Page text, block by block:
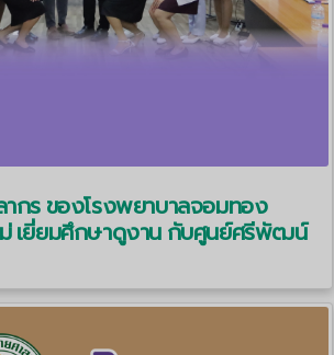
ากร ของโรงพยาบาลจอมทอง
เยี่ยมศึกษาดูงาน กับศูนย์ศรีพัฒน์